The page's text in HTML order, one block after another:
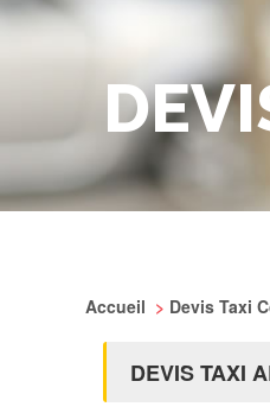
Accueil > Devis Taxi
DEVIS TAXI